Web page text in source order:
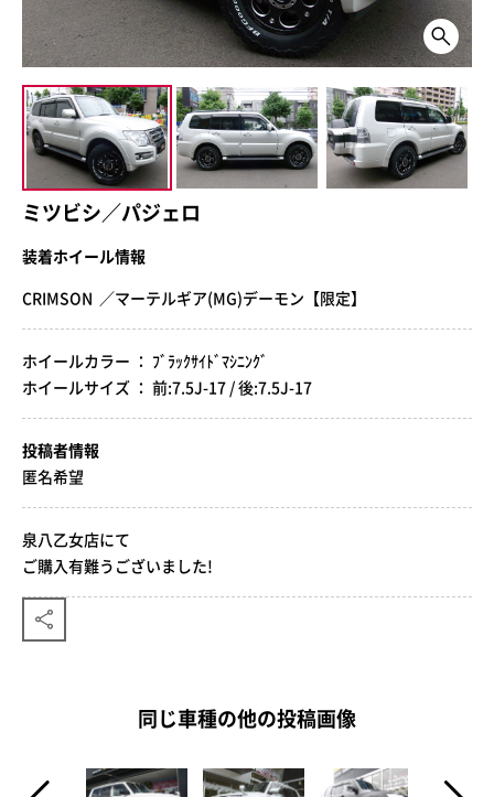
ミツビシ／パジェロ
装着ホイール情報
CRIMSON ／マーテルギア(MG)デーモン【限定】
ホイールカラー ： ﾌﾞﾗｯｸｻｲﾄﾞﾏｼﾆﾝｸﾞ
ホイールサイズ ： 前:7.5J-17 / 後:7.5J-17
投稿者情報
匿名希望
泉八乙女店にて
ご購入有難うございました!
同じ車種の他の投稿画像